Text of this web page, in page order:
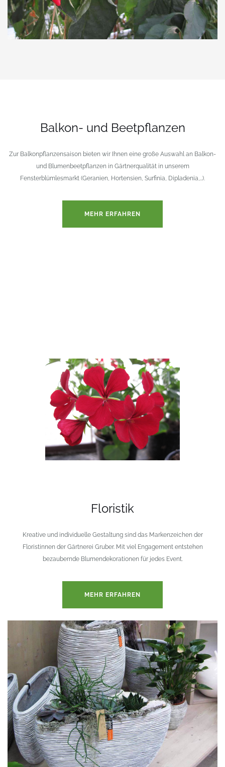
Balkon- und Beetpflanzen
Zur Balkonpflanzensaison bieten wir Ihnen eine große Auswahl an Balkon-
und Blumenbeetpflanzen in Gärtnerqualität in unserem
Fensterblümlesmarkt (Geranien, Hortensien, Surfinia, Dipladenia,…).
MEHR ERFAHREN
Floristik
Kreative und individuelle Gestaltung sind das Markenzeichen der
Floristinnen der Gärtnerei Gruber. Mit viel Engagement entstehen
bezaubernde Blumendekorationen für jedes Event.
MEHR ERFAHREN